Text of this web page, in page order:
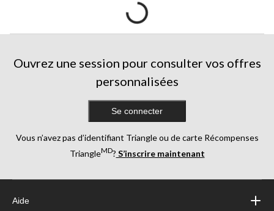
Ouvrez une session pour consulter vos offres
personnalisées
Se connecter
Vous n’avez pas d’identifiant Triangle ou de carte Récompenses
TriangleMD? S’inscrire maintenant
Aide